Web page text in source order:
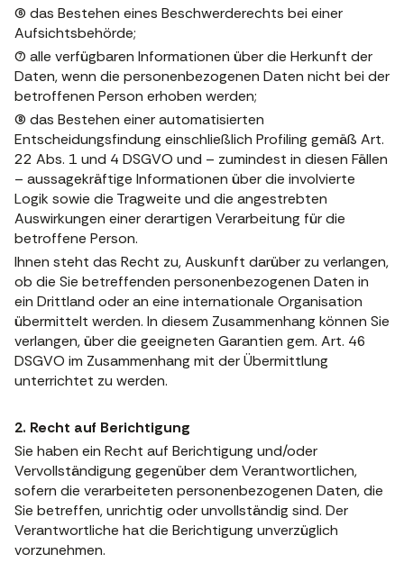
(6) das Bestehen eines Beschwerderechts bei einer
Aufsichtsbehörde;
(7) alle verfügbaren Informationen über die Herkunft der
Daten, wenn die personenbezogenen Daten nicht bei der
betroffenen Person erhoben werden;
(8) das Bestehen einer automatisierten
Entscheidungsfindung einschließlich Profiling gemäß Art.
22 Abs. 1 und 4 DSGVO und – zumindest in diesen Fällen
– aussagekräftige Informationen über die involvierte
Logik sowie die Tragweite und die angestrebten
Auswirkungen einer derartigen Verarbeitung für die
betroffene Person.
Ihnen steht das Recht zu, Auskunft darüber zu verlangen,
ob die Sie betreffenden personenbezogenen Daten in
ein Drittland oder an eine internationale Organisation
übermittelt werden. In diesem Zusammenhang können Sie
verlangen, über die geeigneten Garantien gem. Art. 46
DSGVO im Zusammenhang mit der Übermittlung
unterrichtet zu werden.
2. Recht auf Berichtigung
Sie haben ein Recht auf Berichtigung und/oder
Vervollständigung gegenüber dem Verantwortlichen,
sofern die verarbeiteten personenbezogenen Daten, die
Sie betreffen, unrichtig oder unvollständig sind. Der
Verantwortliche hat die Berichtigung unverzüglich
vorzunehmen.